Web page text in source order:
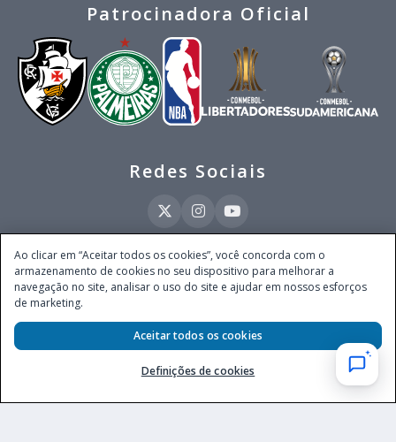
Patrocinadora Oficial
Redes Sociais
Este site é operado pela Ventmear Brasil LTDA (CNPJ 52.868.380/0001-84), com
endereço na Avenida Brigadeiro Faria Lima, nº 4.055, 3º andar, Itaim Bibi, no
Município de São Paulo, Estado de São Paulo, CEP 04538-133, Brasil - empresa
Secretaria de Prêmios e Apostas do Ministério da Fazenda, conforme Portaria nº
247, de 07.02.2025, publicada no DOU em 11.2.2025.
Ao clicar em “Aceitar todos os cookies”, você concorda com o
armazenamento de cookies no seu dispositivo para melhorar a
navegação no site, analisar o uso do site e ajudar em nossos esforços
de marketing.
Definições de cookies
Aceitar todos os cookies